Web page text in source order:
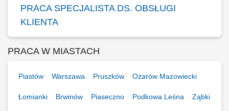
PRACA SPECJALISTA DS. OBSŁUGI
KLIENTA
PRACA W MIASTACH
Piastów Warszawa Pruszków Ożarów Mazowiecki
Łomianki Brwinów Piaseczno Podkowa Leśna Ząbki